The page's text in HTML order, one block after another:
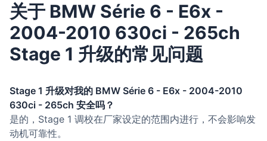
关于 BMW Série 6 - E6x -
2004-2010 630ci - 265ch
Stage 1 升级的常见问题
Stage 1 升级对我的 BMW Série 6 - E6x - 2004-2010
630ci - 265ch 安全吗？
是的，Stage 1 调校在厂家设定的范围内进行，不会影响发
动机可靠性。